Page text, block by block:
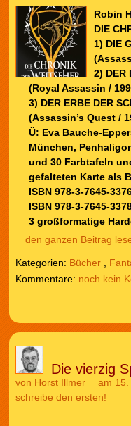
Robin
DIE
1) DIE
2) DER
(Royal Assassin /
3) DER ERBE DER
(Assassin’s Quest /
Ü: Eva Bauche-
München,
und 30 Farbtafeln
gefalteten Karte als
ISBN 978-3-7645-
ISBN 978-3-7645-
3 großformatige
den ganzen Beitrag
Kategorien: Bücher,
noch kein
Die vierzig
von Horst Illmer am 15.
schreibe den ersten!